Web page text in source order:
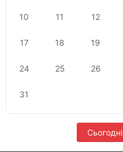
10 11 12
17 18 19
24 25 26
31
Сьогодні